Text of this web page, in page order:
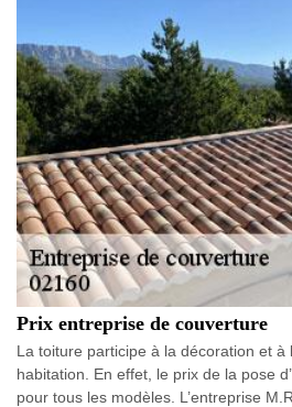
Prix entreprise de couverture
La toiture participe à la décoration et à
habitation. En effet, le prix de la pose
pour tous les modèles. L’entreprise